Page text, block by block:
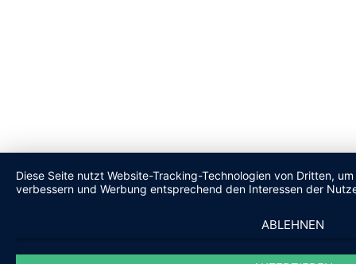
Diese Seite nutzt Website-Tracking-Technologien von Dritten,
verbessern und Werbung entsprechend den Interessen der
ABLEHNEN